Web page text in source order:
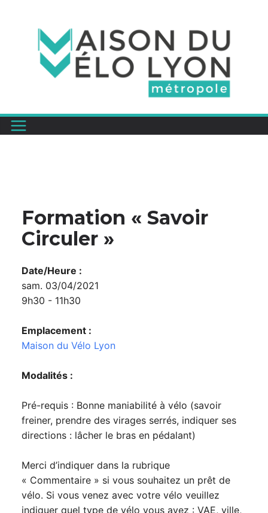
Formation « Savoir
Circuler »
Date/Heure :
sam. 03/04/2021
9h30 - 11h30
Emplacement :
Maison du Vélo Lyon
Modalités :
Pré-requis : Bonne maniabilité à vélo (savoir
freiner, prendre des virages serrés, indiquer ses
directions : lâcher le bras en pédalant)
Merci d’indiquer dans la rubrique
« Commentaire » si vous souhaitez un prêt de
vélo. Si vous venez avec votre vélo veuillez
indiquer quel type de vélo vous avez : VAE, ville,